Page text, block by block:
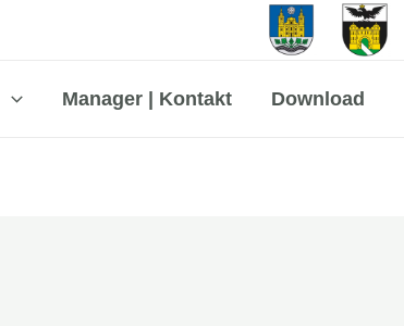
Manager | Kontakt Download